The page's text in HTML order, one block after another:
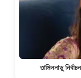
তামিলনাডু